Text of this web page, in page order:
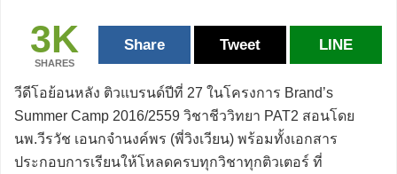
3K
SHARES
Share Tweet LINE
วีดีโอย้อนหลัง ติวแบรนด์ปีที่ 27 ในโครงการ Brand’s
Summer Camp 2016/2559 วิชาชีววิทยา PAT2 สอนโดย
นพ.วีรวัช เอนกจำนงค์พร (พี่วิงเวียน) พร้อมทั้งเอกสาร
ประกอบการเรียนให้โหลดครบทุกวิชาทุกติวเตอร์ ที่